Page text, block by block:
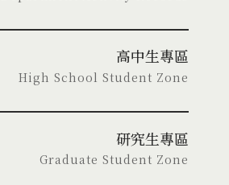
高中生專區
High School Student Zone
研究生專區
Graduate Student Zone